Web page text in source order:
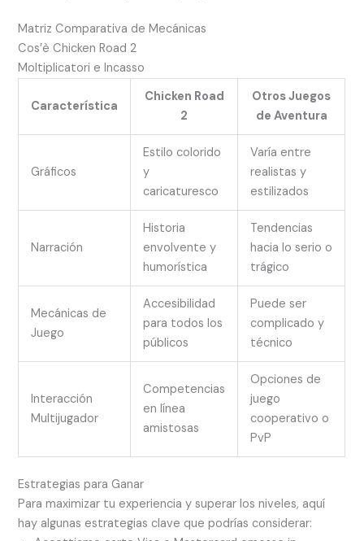
Matriz Comparativa de Mecánicas
Cos’è Chicken Road 2
Moltiplicatori e Incasso
Característica
Chicken Road
2
Otros Juegos
de Aventura
Gráficos
Estilo colorido
y
caricaturesco
Varía entre
realistas y
estilizados
Narración
Historia
envolvente y
humorística
Tendencias
hacia lo serio o
trágico
Mecánicas de
Juego
Accesibilidad
para todos los
públicos
Puede ser
complicado y
técnico
Interacción
Multijugador
Competencias
en línea
amistosas
Opciones de
juego
cooperativo o
PvP
Estrategias para Ganar
Para maximizar tu experiencia y superar los niveles, aquí
hay algunas estrategias clave que podrías considerar: